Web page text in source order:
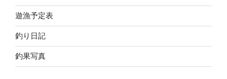
遊漁予定表
釣り日記
釣果写真